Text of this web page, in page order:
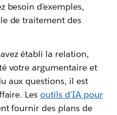
besoin d'exemples,
de traitement des
établi la relation,
votre argumentaire et
aux questions, il est
Les outils d'IA pour
fournir des plans de